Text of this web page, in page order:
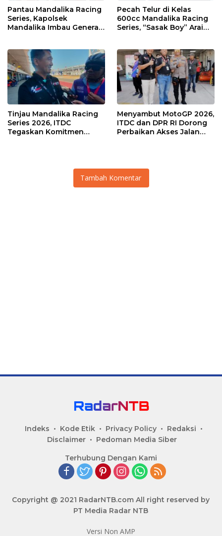
Pantau Mandalika Racing
Series, Kapolsek
Mandalika Imbau Generasi
Pecah Telur di Kelas
600cc Mandalika Racing
Series, “Sasak Boy” Arai
Tinjau Mandalika Racing
Series 2026, ITDC
Tegaskan Komitmen
Menyambut MotoGP 2026,
ITDC dan DPR RI Dorong
Perbaikan Akses Jalan
Tambah Komentar
Indeks Kode Etik Privacy Policy
Redaksi
Disclaimer
Pedoman Media Siber
Terhubung Dengan Kami
Copyright @ 2021 RadarNTB.com All right reserved by
PT Media Radar NTB
Versi Non AMP